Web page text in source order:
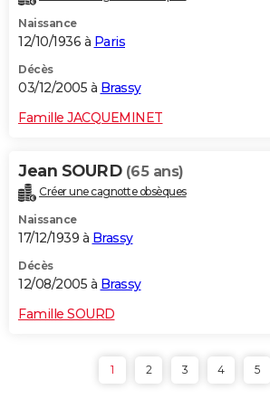
Naissance
12/10/1936 à Paris
Décès
03/12/2005 à Brassy
Famille JACQUEMINET
Jean SOURD (65 ans)
Créer une cagnotte obsèques
Naissance
17/12/1939 à Brassy
Décès
12/08/2005 à Brassy
Famille SOURD
1 2 3 4 5